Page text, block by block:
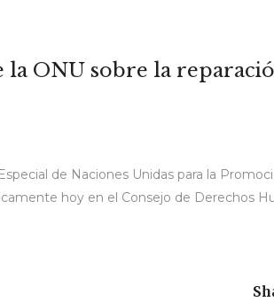
la ONU sobre la
de Naciones Unidas para la
hoy en el Consejo de Derechos